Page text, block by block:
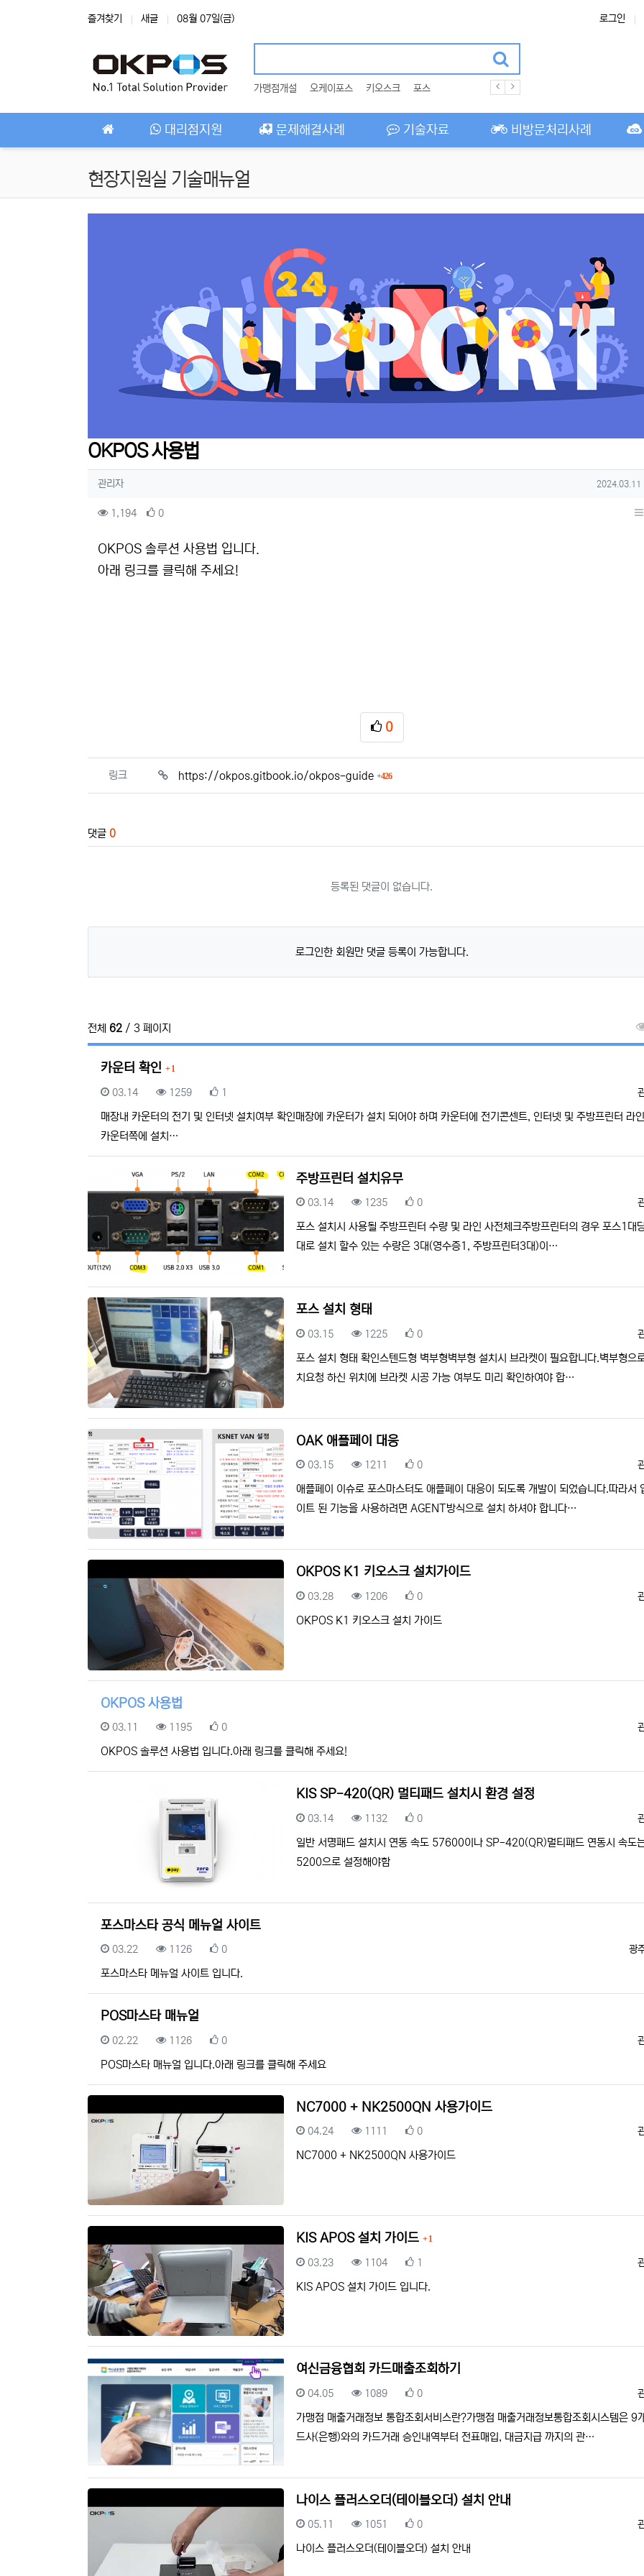
즐겨찾기 새글 08월 07일(금) 로그인
가맹점개설 오케이포스 키오스크 포스
대리점지원 문제해결사례 기술자료 비방문처리사례
현장지원실 기술매뉴얼
OKPOS 사용법
작성자 정보
관리자작성 작성일
2024.03.11
컨텐츠 정보
1,194조회 0추천
본문
OKPOS 솔루션 사용법 입니다.
아래 링크를 클릭해 주세요!
0
추천
관련자료
링크 https://okpos.gitbook.io/okpos-guide 426회 연결
댓글 0
등록된 댓글이 없습니다.
로그인한 회원만 댓글 등록이 가능합니다.
전체 62 / 3 페이지
카운터 확인 댓글
1
등록일
03.14 조회
1259 추천
1
매장내 카운터의 전기 및 인터넷 설치여부 확인매장에 카운터가 설치 되어야 하며 카운터에 전기콘센트, 인터넷 및 주방프린터 라인
카운터쪽에 설치…
주방프린터 설치유무
등록일
03.14 조회
1235 추천
0
포스 설치시 사용될 주방프린터 수량 및 라인 사전체크주방프린터의 경우 포스1대
대로 설치 할수 있는 수량은 3대(영수증1, 주방프린터3대)이…
포스 설치 형태
등록일
03.15 조회
1225 추천
0
포스 설치 형태 확인스텐드형 벽부형벽부형 설치시 브라켓이 필요합니다.벽부형으
치요청 하신 위치에 브라켓 시공 가능 여부도 미리 확인하여야 합…
OAK 애플페이 대응
등록일
03.15 조회
1211 추천
0
애플페이 이슈로 포스마스터도 애플페이 대응이 되도록 개발이 되었습니다.따라서
이트 된 기능을 사용하려면 AGENT방식으로 설치 하셔야 합니다…
OKPOS K1 키오스크 설치가이드
등록일
03.28 조회
1206 추천
0
OKPOS K1 키오스크 설치 가이드
OKPOS 사용법
등록일
03.11 조회
1195 추천
0
OKPOS 솔루션 사용법 입니다.아래 링크를 클릭해 주세요!
KIS SP-420(QR) 멀티패드 설치시 환경 설정
등록일
03.14 조회
1132 추천
0
일반 서명패드 설치시 연동 속도 57600이나 SP-420(QR)멀티패드 연동시 속도
5200으로 설정해야함
포스마스타 공식 메뉴얼 사이트
등
광
등록일
03.22 조회
1126 추천
0
포스마스타 메뉴얼 사이트 입니다.
POS마스타 매뉴얼
등록일
02.22 조회
1126 추천
0
POS마스타 매뉴얼 입니다.아래 링크를 클릭해 주세요
NC7000 + NK2500QN 사용가이드
등록일
04.24 조회
1111 추천
0
NC7000 + NK2500QN 사용가이드
KIS APOS 설치 가이드댓글
1
등록일
03.23 조회
1104 추천
1
KIS APOS 설치 가이드 입니다.
여신금융협회 카드매출조회하기
등록일
04.05 조회
1089 추천
0
가맹점 매출거래정보 통합조회서비스란?가맹점 매출거래정보통합조회시스템은 9
드사(은행)와의 카드거래 승인내역부터 전표매입, 대금지급 까지의 관…
나이스 플러스오더(테이블오더) 설치 안내
등록일
05.11 조회
1051 추천
0
나이스 플러스오더(테이블오더) 설치 안내